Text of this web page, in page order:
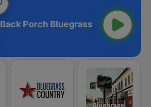
Back Porch Bluegrass